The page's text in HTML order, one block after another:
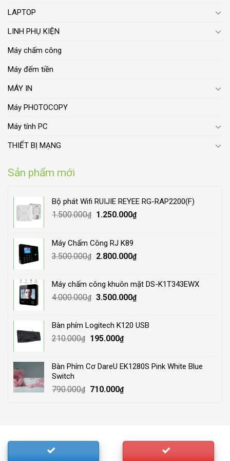
LAPTOP
LINH PHỤ KIỆN
Máy chấm công
Máy đếm tiền
MÁY IN
Máy PHOTOCOPY
Máy tính PC
THIẾT BỊ MẠNG
Sản phẩm mới
Bộ phát Wifi RUIJIE REYEE RG-RAP2200(F)
1.500.000₫
Original
1.500.000₫.
1.250.000₫Current
Máy Chấm Công RJ K89
3.500.000₫
Original
3.500.000₫.
2.800.000₫Current
2.800.000₫.
Máy chấm công khuôn mặt DS-K1T343EWX
4.000.000₫ Original
4.000.000₫.
3.500.000₫Current
3.500.000₫.
Bàn phím Logitech K120 USB
210.000₫
Original
210.000₫.
195.000₫Current
195.000₫.
Bàn Phím Cơ DareU EK1280S Pink White Blue
Switch
790.000₫
Original
710.000₫Current